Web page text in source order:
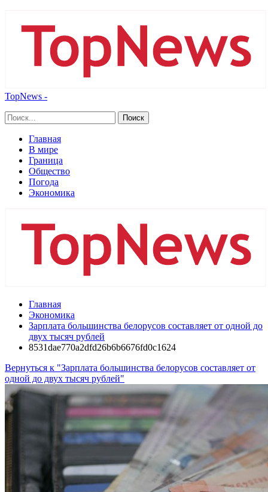
TopNews -
Главная
В мире
Граница
Общество
Погода
Экономика
Главная
Экономика
Зарплата большинства белорусов составляет от одной до
двух тысяч рублей
8531dae770a2dfd26b6b6676fd0c1624
Вернуться к "Зарплата большинства белорусов составляет от
одной до двух тысяч рублей"